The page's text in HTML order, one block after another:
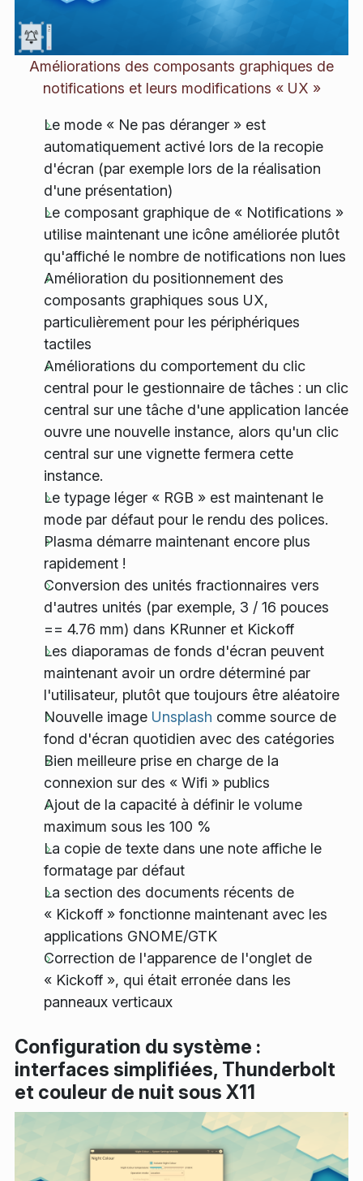
Améliorations des composants graphiques de
notifications et leurs modifications « UX »
Le mode « Ne pas déranger » est
automatiquement activé lors de la recopie
d'écran (par exemple lors de la réalisation
d'une présentation)
Le composant graphique de « Notifications »
utilise maintenant une icône améliorée plutôt
qu'affiché le nombre de notifications non lues
Amélioration du positionnement des
composants graphiques sous UX,
particulièrement pour les périphériques
tactiles
Améliorations du comportement du clic
central pour le gestionnaire de tâches : un clic
central sur une tâche d'une application lancée
ouvre une nouvelle instance, alors qu'un clic
central sur une vignette fermera cette
instance.
Le typage léger « RGB » est maintenant le
mode par défaut pour le rendu des polices.
Plasma démarre maintenant encore plus
rapidement !
Conversion des unités fractionnaires vers
d'autres unités (par exemple, 3 / 16 pouces
== 4.76 mm) dans KRunner et Kickoff
Les diaporamas de fonds d'écran peuvent
maintenant avoir un ordre déterminé par
l'utilisateur, plutôt que toujours être aléatoire
Nouvelle image Unsplash comme source de
fond d'écran quotidien avec des catégories
Bien meilleure prise en charge de la
connexion sur des « Wifi » publics
Ajout de la capacité à définir le volume
maximum sous les 100 %
La copie de texte dans une note affiche le
formatage par défaut
La section des documents récents de
« Kickoff » fonctionne maintenant avec les
applications GNOME/GTK
Correction de l'apparence de l'onglet de
« Kickoff », qui était erronée dans les
panneaux verticaux
Configuration du système :
interfaces simplifiées, Thunderbolt
et couleur de nuit sous X11